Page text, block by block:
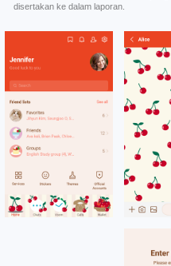
disertakan ke dalam laporan.